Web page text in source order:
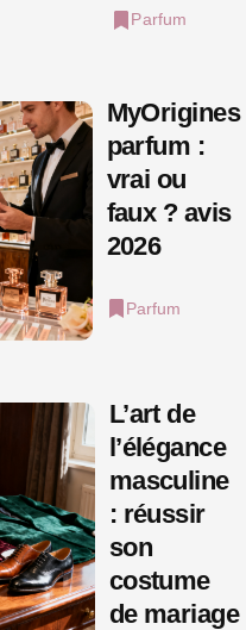
Parfum
MyOrigines
parfum :
vrai ou
faux ? avis
2026
Parfum
L’art de
l’élégance
masculine
: réussir
son
costume
de mariage